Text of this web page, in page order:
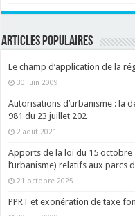
ARTICLES POPULAIRES
Le champ d’application de la
30 juin 2009
Autorisations d’urbanisme : la
981 du 23 juillet 202
2 août 2021
Apports de la loi du 15
l’urbanisme) relatifs aux parcs
21 octobre 2025
PPRT et exonération de taxe